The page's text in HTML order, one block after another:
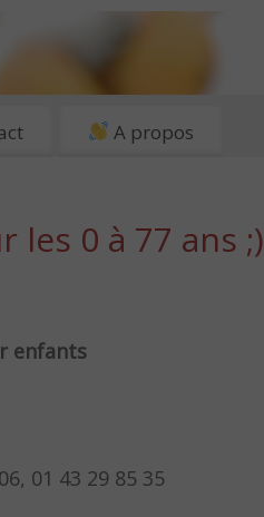
A propos
les 0 à 77 ans ;)
enfants
01 43 29 85 35